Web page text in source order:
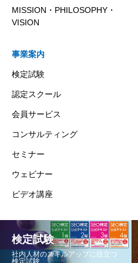
MISSION・PHILOSOPHY・
VISION
事業案内
検定試験
認定スクール
会員サービス
コンサルティング
セミナー
ウェビナー
ビデオ講座
検定試験
社内人材のスキルアップに役立つ
検定試験